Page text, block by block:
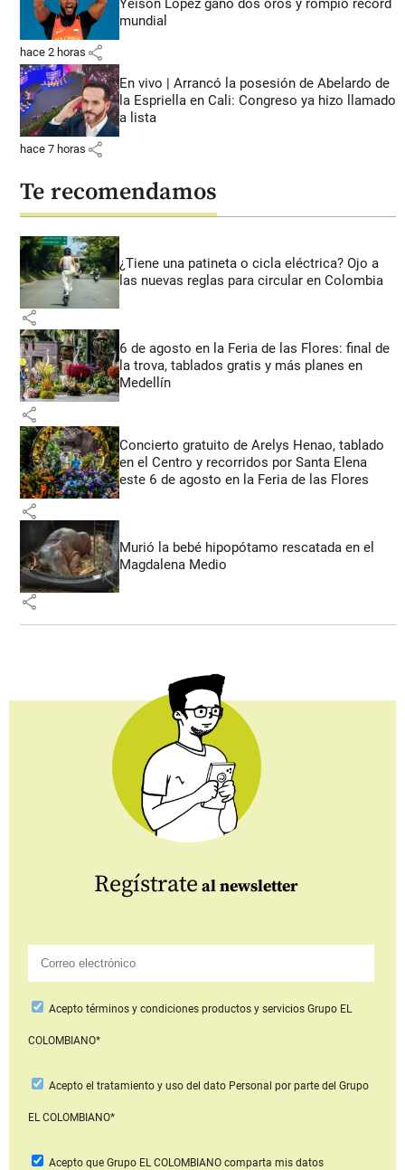
Yeison López ganó dos oros y rompió récord
mundial
hace 2 horas share
En vivo | Arrancó la posesión de Abelardo de
la Espriella en Cali: Congreso ya hizo llamado
a lista
hace 7 horas share
Te recomendamos
¿Tiene una patineta o cicla eléctrica? Ojo a
las nuevas reglas para circular en Colombia
share
6 de agosto en la Feria de las Flores: final de
la trova, tablados gratis y más planes en
Medellín
share
Concierto gratuito de Arelys Henao, tablado
en el Centro y recorridos por Santa Elena
este 6 de agosto en la Feria de las Flores
share
Murió la bebé hipopótamo rescatada en el
Magdalena Medio
share
Regístrate al newsletter
Aceptotérminos y condiciones productos y serviciosGrupo EL
COLOMBIANO*
Acepto el tratamiento y uso del dato Personal por parte del Grupo
EL COLOMBIANO*
Acepto que Grupo EL COLOMBIANOcomparta mis datos